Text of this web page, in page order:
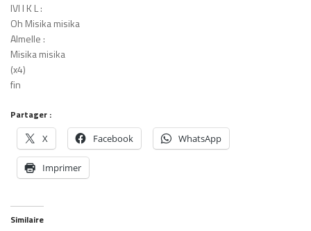
IVI I K L :
Oh Misika misika
Almelle :
Misika misika
(x4)
fin
Partager :
X Facebook WhatsApp
Imprimer
Similaire